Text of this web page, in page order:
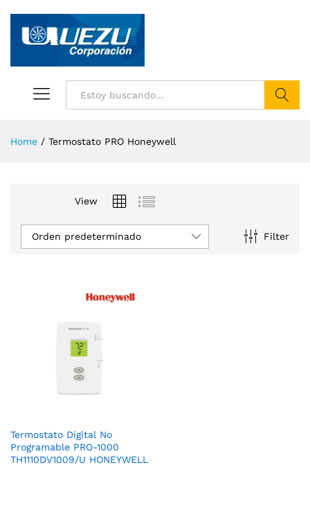
Home / Termostato PRO Honeywell
View
Filter
Orden predeterminado
Termostato Digital No
Programable PRO-1000
TH1110DV1009/U HONEYWELL